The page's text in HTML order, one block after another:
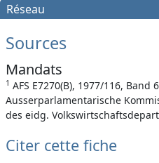
Réseau
Sources
Mandats
1 AFS E7270(B), 1977/116, Band
Ausserparlamentarische
des eidg.
Citer cette fiche